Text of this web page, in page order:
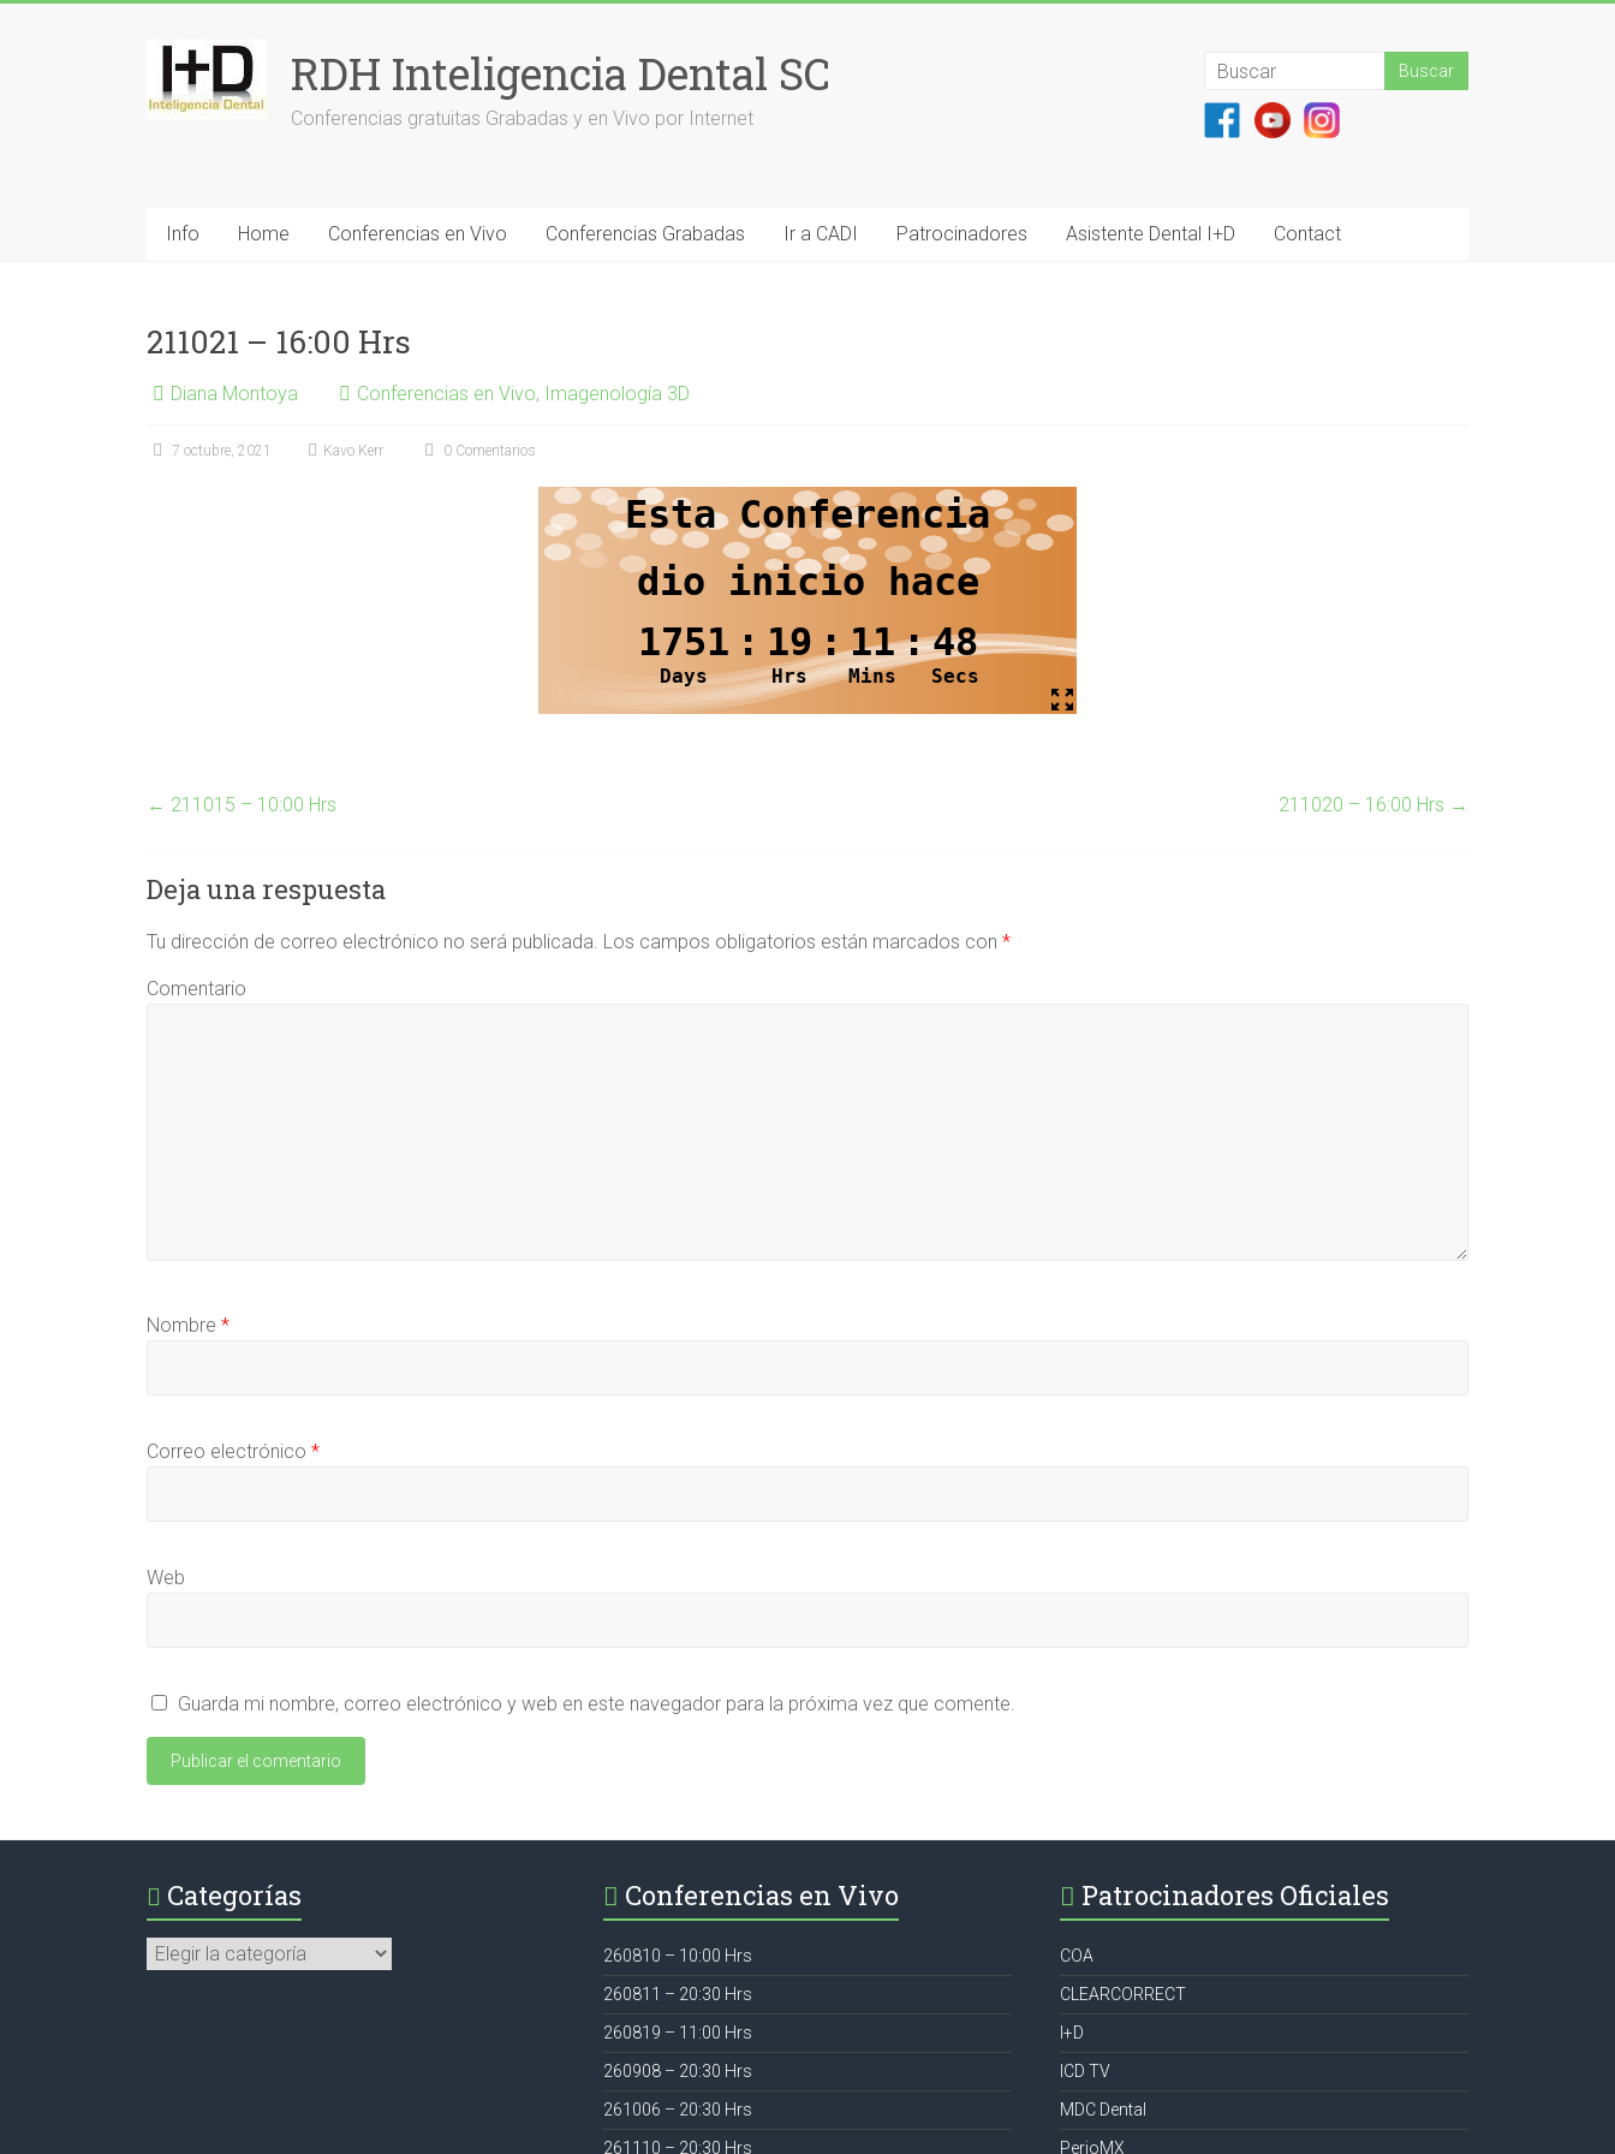
RDH Inteligencia Dental SC
Conferencias gratuitas Grabadas y en Vivo por Internet
Info Home Conferencias en Vivo Conferencias Grabadas Ir a CADI Patrocinadores Asistente Dental I+D Contact
211021 – 16:00 Hrs
Diana Montoya Conferencias en Vivo, Imagenología 3D
7 octubre, 2021 Kavo Kerr 0 Comentarios
← 211015 – 10:00 Hrs 211020 – 16:00 Hrs →
Deja una respuesta
Tu dirección de correo electrónico no será publicada. Los campos obligatorios están marcados con *
Comentario
Nombre *
Correo electrónico *
Web
Guarda mi nombre, correo electrónico y web en este navegador para la próxima vez que comente.
Categorías
Categorías
Conferencias en Vivo
260810 – 10:00 Hrs
260811 – 20:30 Hrs
260819 – 11:00 Hrs
260908 – 20:30 Hrs
261006 – 20:30 Hrs
261110 – 20:30 Hrs
Patrocinadores Oficiales
COA
CLEARCORRECT
I+D
ICD TV
MDC Dental
PerioMX